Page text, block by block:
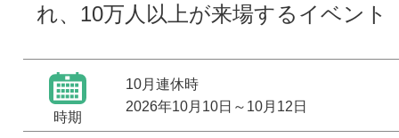
れ、10万人以上が来場するイベント
時期
10月連休時
2026年10月10日 ～ 10月12日